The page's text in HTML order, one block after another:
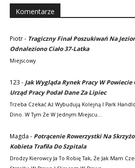
Komentarze
Piotr- Tragiczny Finał Poszukiwań Na
Odnaleziono Ciało 37-Latka
Miejscowy
123 - Jak Wygląda Rynek Pracy W
Urząd Pracy Podał Dane Za Lipiec
Trzeba Czekać Aż Wybudują Kolejną I Park
Dino. W Tym Że W Jednym Miejscu…
Magda - Potrącenie Rowerzystki Na
Kobieta Trafiła Do Szpitala
Drodzy Kierowcy Ja To Robię Tak, Że Jak Mam